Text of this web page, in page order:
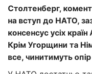
Столтенберг,
на вступ до НАТО,
консенсус усіх
Крім Угорщини та
все, чинитимуть